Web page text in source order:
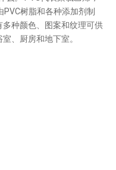
树脂和各种添加剂制
种颜色、图案和纹理可供
、厨房和地下室。
具有固有的防水性。与可